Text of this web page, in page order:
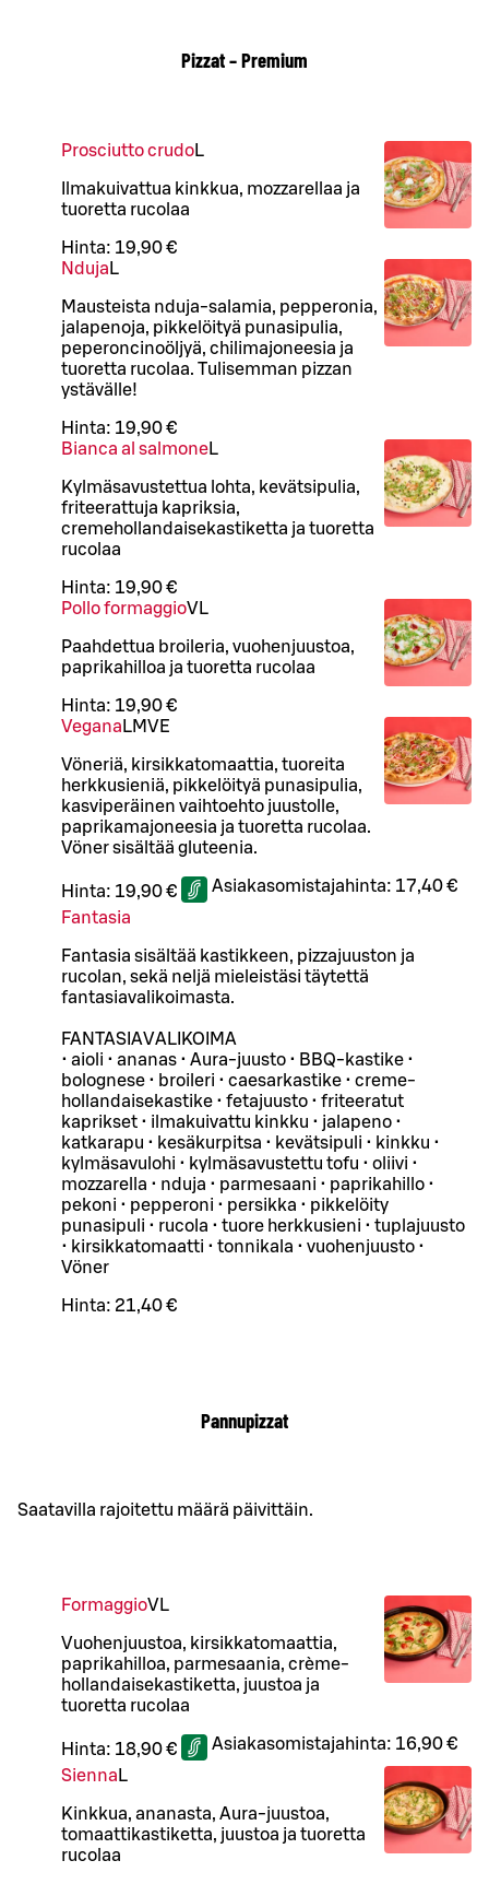
Pizzat – Premium
Prosciutto crudoL
Ilmakuivattua kinkkua, mozzarellaa ja
tuoretta rucolaa
Hinta: 19,90 €
Nduja L
Mausteista nduja-salamia, pepperonia,
jalapenoja, pikkelöityä punasipulia,
peperoncinoöljyä, chilimajoneesia ja
tuoretta rucolaa. Tulisemman pizzan
ystävälle!
Hinta: 19,90 €
Bianca al salmoneL
Kylmäsavustettua lohta, kevätsipulia,
friteerattuja kapriksia,
cremehollandaisekastiketta ja tuoretta
rucolaa
Hinta: 19,90 €
Pollo formaggioVL
Paahdettua broileria, vuohenjuustoa,
paprikahilloa ja tuoretta rucolaa
Hinta: 19,90 €
Vegana LMVE
Vöneriä, kirsikkatomaattia, tuoreita
herkkusieniä, pikkelöityä punasipulia,
kasviperäinen vaihtoehto juustolle,
paprikamajoneesia ja tuoretta rucolaa.
Vöner sisältää gluteenia.
Hinta: 19,90 € Asiakasomistajahinta: 17,40 €
Fantasia
Fantasia sisältää kastikkeen, pizzajuuston ja
rucolan, sekä neljä mieleistäsi täytettä
fantasiavalikoimasta.
FANTASIAVALIKOIMA
• aioli • ananas • Aura-juusto • BBQ-kastike •
bolognese • broileri • caesarkastike • creme-
hollandaisekastike • fetajuusto • friteeratut
kaprikset • ilmakuivattu kinkku • jalapeno •
katkarapu • kesäkurpitsa • kevätsipuli • kinkku •
kylmäsavulohi • kylmäsavustettu tofu • oliivi •
mozzarella • nduja • parmesaani • paprikahillo •
pekoni • pepperoni • persikka • pikkelöity
punasipuli • rucola • tuore herkkusieni • tuplajuusto
• kirsikkatomaatti • tonnikala • vuohenjuusto •
Vöner
Hinta: 21,40 €
Pannupizzat
Saatavilla rajoitettu määrä päivittäin.
FormaggioVL
Vuohenjuustoa, kirsikkatomaattia,
paprikahilloa, parmesaania, crème-
hollandaisekastiketta, juustoa ja
tuoretta rucolaa
Hinta: 18,90 € Asiakasomistajahinta: 16,90 €
Sienna L
Kinkkua, ananasta, Aura-juustoa,
tomaattikastiketta, juustoa ja tuoretta
rucolaa